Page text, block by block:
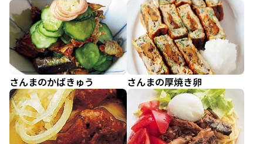
さんまのかばきゅう さんまの厚焼き卵